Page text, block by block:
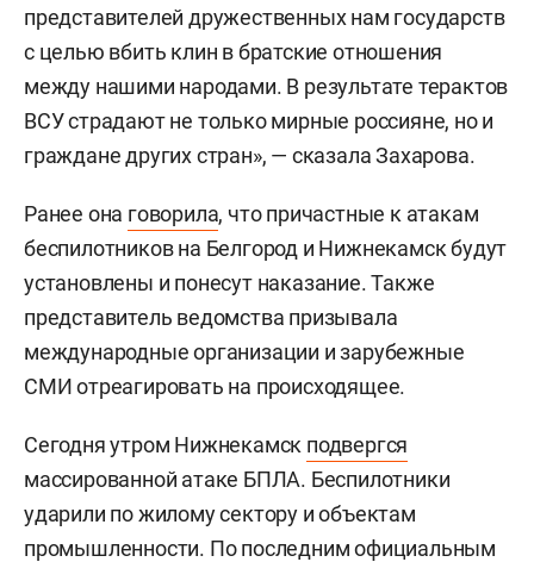
представителей дружественных нам государств
с целью вбить клин в братские отношения
между нашими народами. В результате терактов
ВСУ страдают не только мирные россияне, но и
граждане других стран», — сказала Захарова.
Ранее она говорила, что причастные к атакам
беспилотников на Белгород и Нижнекамск будут
установлены и понесут наказание. Также
представитель ведомства призывала
международные организации и зарубежные
СМИ отреагировать на происходящее.
Сегодня утром Нижнекамск подвергся
массированной атаке БПЛА. Беспилотники
ударили по жилому сектору и объектам
промышленности. По последним официальным